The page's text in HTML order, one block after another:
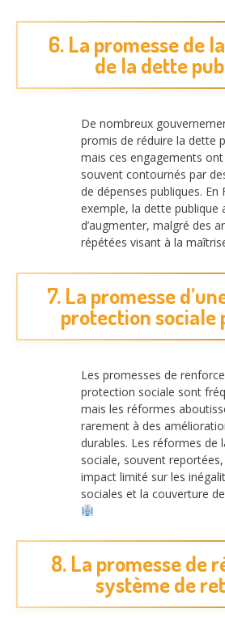
6. La promesse de
de la dette
De nombreux
promis de réduire la dette
mais ces engagements
souvent contournés par
de dépenses publiques. En
exemple, la dette publique
d’augmenter, malgré des
répétées visant à la
7. La promesse
protection sociale
Les promesses de
protection sociale sont
mais les réformes
rarement à des
durables. Les réformes de
sociale, souvent
impact limité sur les
sociales et la couverture
8. La promesse de
système de